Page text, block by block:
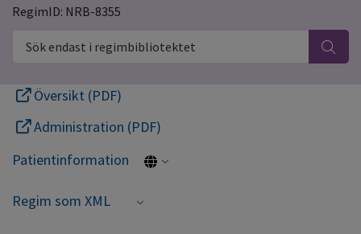
RegimID: NRB-8355
Sök endast i regimbibliotektet
Översikt (PDF)
Administration (PDF)
Patientinformation
Regim som XML